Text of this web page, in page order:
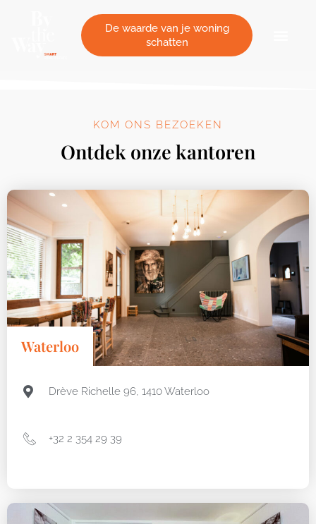
De waarde van je woning
schatten
KOM ONS BEZOEKEN
Ontdek onze kantoren
Waterloo
Drève Richelle 96, 1410 Waterloo
+32 2 354 29 39